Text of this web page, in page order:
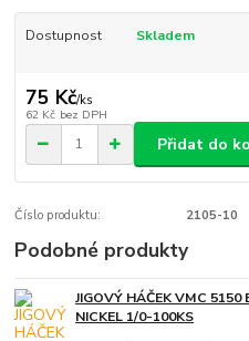
Dostupnost Skladem
75 Kč/ks
62 Kč bez DPH
Přidat do
Číslo produktu: 2105-10
Podobné produkty
JIGOVÝ HÁČEK VMC 5150
NICKEL 1/0-100KS